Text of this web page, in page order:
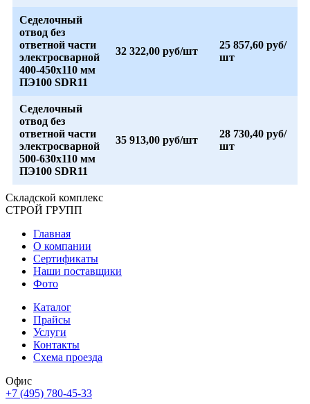
Седелочный
отвод без
ответной части
электросварной
400-450x110 мм
ПЭ100 SDR11
32 322,00 руб/шт
25 857,60 руб/
шт
Седелочный
отвод без
ответной части
электросварной
500-630x110 мм
ПЭ100 SDR11
35 913,00 руб/шт
28 730,40 руб/
шт
Складской комплекс
СТРОЙ ГРУПП
Главная
О компании
Сертификаты
Наши поставщики
Фото
Каталог
Прайсы
Услуги
Контакты
Схема проезда
Офис
+7 (495) 780-45-33